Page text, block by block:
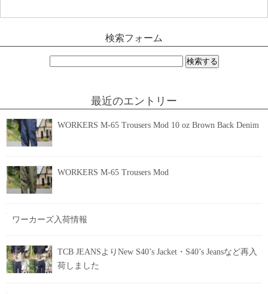
検索フォーム
最近のエントリー
WORKERS M-65 Trousers Mod 10 oz Brown Back Denim
WORKERS M-65 Trousers Mod
ワーカーズ入荷情報
TCB JEANSよりNew S40’s Jacket・S40’s Jeansなど再入
荷しました